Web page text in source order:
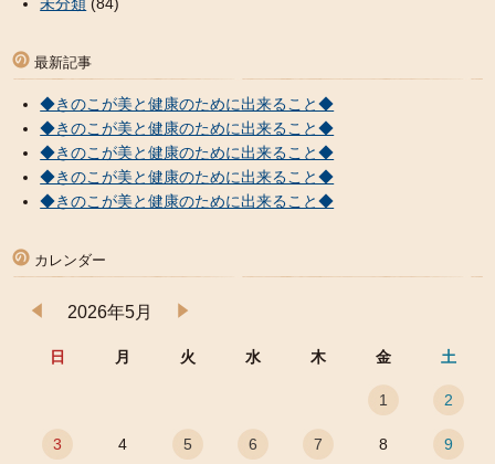
最新記事
◆きのこが美と健康のために出来ること◆
◆きのこが美と健康のために出来ること◆
◆きのこが美と健康のために出来ること◆
◆きのこが美と健康のために出来ること◆
◆きのこが美と健康のために出来ること◆
カレンダー
2026年5月
日 月 火 水 木 金 土
1 2
3 4 5 6 7 8 9